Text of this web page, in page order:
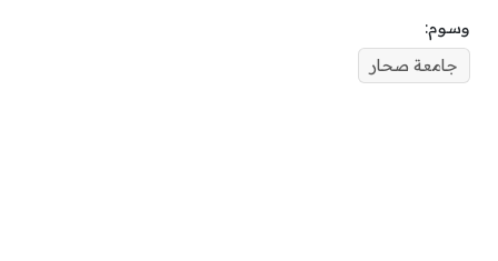
وسوم:
جامعة صحار